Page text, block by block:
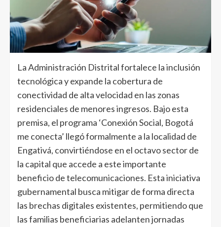
La Administración Distrital fortalece la inclusión
tecnológica y expande la cobertura de
conectividad de alta velocidad en las zonas
residenciales de menores ingresos. Bajo esta
premisa, el programa ‘Conexión Social, Bogotá
me conecta’ llegó formalmente a la localidad de
Engativá, convirtiéndose en el octavo sector de
la capital que accede a este importante
beneficio de telecomunicaciones. Esta iniciativa
gubernamental busca mitigar de forma directa
las brechas digitales existentes, permitiendo que
las familias beneficiarias adelanten jornadas